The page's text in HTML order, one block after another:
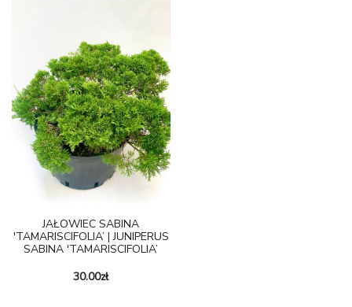
JAŁOWIEC SABINA
'TAMARISCIFOLIA’ | JUNIPERUS
SABINA 'TAMARISCIFOLIA’
30.00zł